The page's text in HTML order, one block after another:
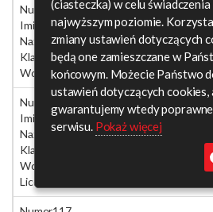
Numer025
Imię
Dariusz
NazwiskoGórski
Klasa
Instruktor Sportu
Województwowielkopolskie
Numer
Imię
Anna
Nazwisko Górnicka-Antonowicz
Klasa
Województwo
Licencja
(ciasteczka) w celu świadczenia
najwyższym poziomie.
zmiany ustawień dotyczących
będą one zamieszczane w
końcowym. Możecie Państwo
ustawień dotyczących cookies,
gwarantujemy wtedy
serwisu. Pokaż więcej